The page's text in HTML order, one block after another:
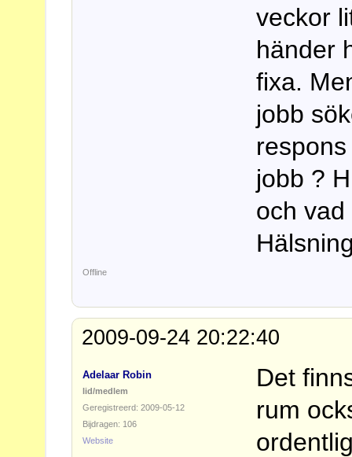
veckor
händer
fixa.
jobb
jobb ?
och
Offline
2009-09-24 20:22:40
Adelaar Robin
lid/medlem
Geregistreerd: 2009-05-12
Bijdragen: 106
Website
Det
rum